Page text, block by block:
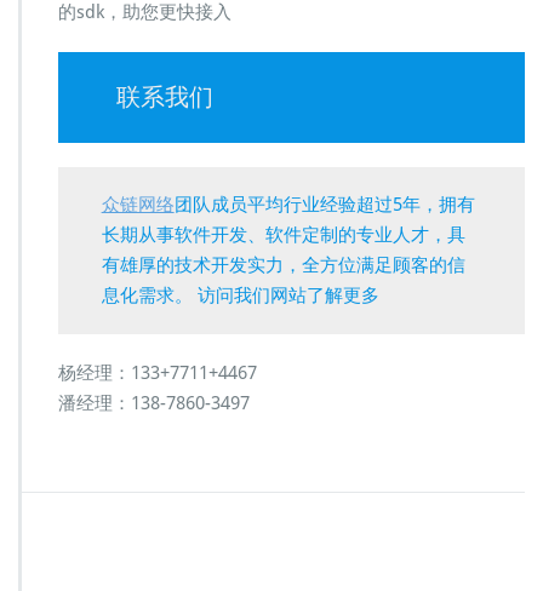
的sdk，助您更快接入
联系我们
众链网络团队成员平均行业经验超过5年，拥有
长期从事软件开发、软件定制的专业人才，具
有雄厚的技术开发实力，全方位满足顾客的信
息化需求。 访问我们网站了解更多
杨经理：133+7711+4467
潘经理：138-7860-3497